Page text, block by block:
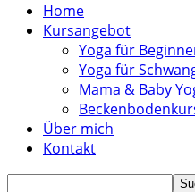
Home
Kursangebot
Yoga für
Yoga für
Mama & Baby
Über mich
Kontakt